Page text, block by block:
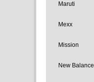
Maruti
Mexx
Mission
New Balance